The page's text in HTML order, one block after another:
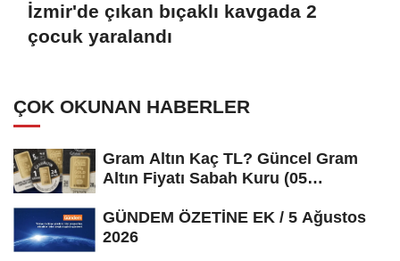
İzmir'de çıkan bıçaklı kavgada 2
çocuk yaralandı
ÇOK OKUNAN HABERLER
Gram Altın Kaç TL? Güncel Gram
Altın Fiyatı Sabah Kuru (05
GÜNDEM ÖZETİNE EK / 5 Ağustos
2026